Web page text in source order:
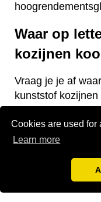
Cookies are used for
Learn more
Waar op
kozijnen
Vraag je je af
kunststof
of bestaande
nuttige tips voor
kozijnen, welke
belangrijke
kunststof kozijnen.